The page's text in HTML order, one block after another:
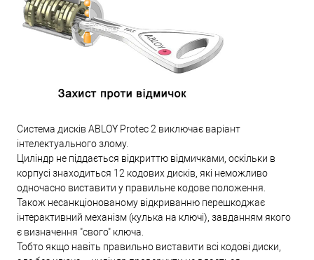
Система дисків ABLOY Protec 2 виключає варіант
інтелектуального злому.
Циліндр не піддається відкриттю відмичками, оскільки в
корпусі знаходиться 12 кодових дисків, які неможливо
одночасно виставити у правильне кодове положення.
Також несанкціонованому відкриванню перешкоджає
інтерактивний механізм (кулька на ключі), завданням якого
є визначення "свого" ключа.
Тобто якщо навіть правильно виставити всі кодові диски,